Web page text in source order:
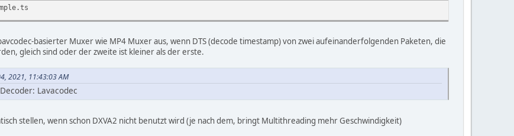
basierter Muxer wie MP4 Muxer aus, wenn DTS (decode timestamp) von zwei aufeinanderfolgenden Paketen, die
gleich sind oder der zweite ist kleiner als der erste.
2021, 11:43:03 AM
Lavacodec
stellen, wenn schon DXVA2 nicht benutzt wird (je nach dem, bringt Multithreading mehr Geschwindigkeit)